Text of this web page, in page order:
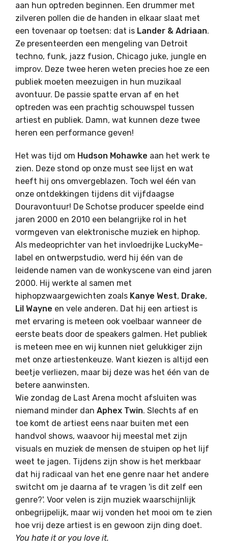
aan hun optreden beginnen. Een drummer met
zilveren pollen die de handen in elkaar slaat met
een tovenaar op toetsen: dat is Lander & Adriaan.
Ze presenteerden een mengeling van Detroit
techno, funk, jazz fusion, Chicago juke, jungle en
improv. Deze twee heren weten precies hoe ze een
publiek moeten meezuigen in hun muzikaal
avontuur. De passie spatte ervan af en het
optreden was een prachtig schouwspel tussen
artiest en publiek. Damn, wat kunnen deze twee
heren een performance geven!
Het was tijd om Hudson Mohawke aan het werk te
zien. Deze stond op onze must see lijst en wat
heeft hij ons omvergeblazen. Toch wel één van
onze ontdekkingen tijdens dit vijfdaagse
Douravontuur! De Schotse producer speelde eind
jaren 2000 en 2010 een belangrijke rol in het
vormgeven van elektronische muziek en hiphop.
Als medeoprichter van het invloedrijke LuckyMe-
label en ontwerpstudio, werd hij één van de
leidende namen van de wonkyscene van eind jaren
2000. Hij werkte al samen met
hiphopzwaargewichten zoals Kanye West, Drake,
Lil Wayne en vele anderen. Dat hij een artiest is
met ervaring is meteen ook voelbaar wanneer de
eerste beats door de speakers galmen. Het publiek
is meteen mee en wij kunnen niet gelukkiger zijn
met onze artiestenkeuze. Want kiezen is altijd een
beetje verliezen, maar bij deze was het één van de
betere aanwinsten.
Wie zondag de Last Arena mocht afsluiten was
niemand minder dan Aphex Twin. Slechts af en
toe komt de artiest eens naar buiten met een
handvol shows, waavoor hij meestal met zijn
visuals en muziek de mensen de stuipen op het lijf
weet te jagen. Tijdens zijn show is het merkbaar
dat hij radicaal van het ene genre naar het andere
switcht om je daarna af te vragen 'is dit zelf een
genre?'. Voor velen is zijn muziek waarschijnlijk
onbegrijpelijk, maar wij vonden het mooi om te zien
hoe vrij deze artiest is en gewoon zijn ding doet.
You hate it or you love it.